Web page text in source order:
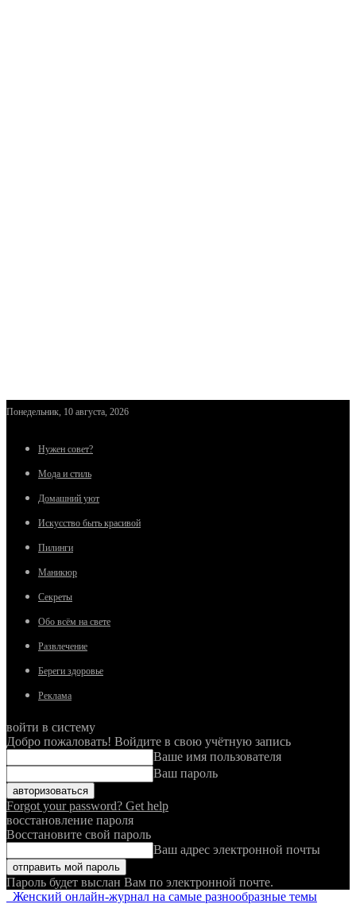
Понедельник, 10 августа, 2026
Нужен совет?
Мода и стиль
Домашний уют
Искусство быть красивой
Пилинги
Маникюр
Секреты
Обо всём на свете
Развлечение
Береги здоровье
Реклама
войти в систему
Добро пожаловать! Войдите в свою учётную запись
Ваше имя пользователя
Ваш пароль
Forgot your password? Get help
восстановление пароля
Восстановите свой пароль
Ваш адрес электронной почты
Пароль будет выслан Вам по электронной почте.
Женский онлайн-журнал на самые разнообразные темы